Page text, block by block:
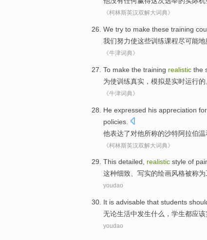
《柯林斯英汉双解大词典》
We try to make these training
我们努力使这些训练课程尽可能地
《牛津词典》
To make the training realistic the
为使训练真实 ， 模拟是实时运行的
《牛津词典》
He expressed his appreciation for
policies
他表达了对他所称的沙特阿拉伯温
《柯林斯英汉双解大词典》
This detailed, realistic style of
这种细致、写实的绘画风格被称为
youdao
It is advisable that students
无论生活中发生什么，学生都应该
youdao